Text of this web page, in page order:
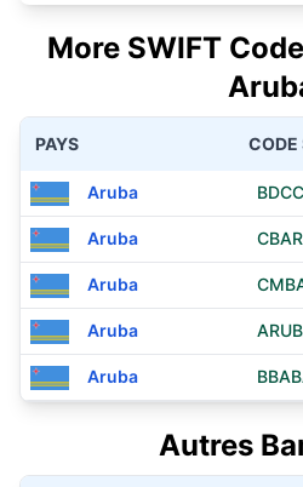
More SWIFT
PAYS CODE
Aruba
Aruba
Aruba
Aruba
Aruba
Autres